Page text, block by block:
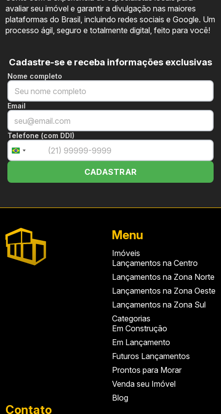
avaliar seu imóvel e garantir a divulgação nas maiores
plataformas do Brasil, incluindo redes sociais e Google. Um
processo ágil, seguro e totalmente digital, feito para você!
Cadastre-se e receba informações exclusivas
Nome completo
Email
Telefone (com DDI)
Brazil
+55
CADASTRAR
Menu
Imóveis
Lançamentos na Centro
Lançamentos na Zona Norte
Lançamentos na Zona Oeste
Lançamentos na Zona Sul
Categorias
Em Construção
Em Lançamento
Futuros Lançamentos
Prontos para Morar
Venda seu Imóvel
Blog
Contato